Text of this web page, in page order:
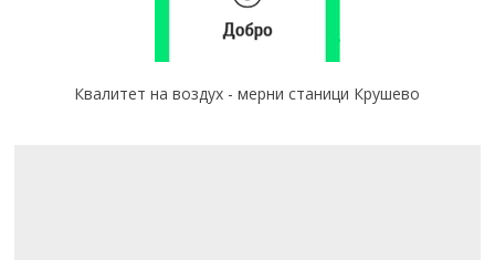
Квалитет на воздух - мерни станици Крушево